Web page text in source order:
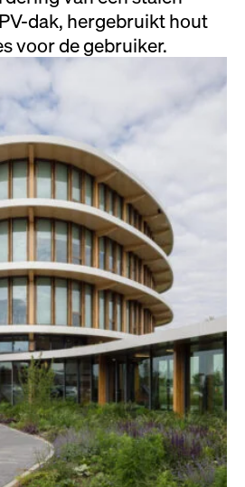
dak, hergebruikt hout
voor de gebruiker.